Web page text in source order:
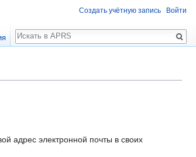
адрес электронной почты в своих
Создать учётную запись Войти
Поиск